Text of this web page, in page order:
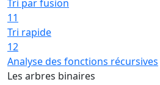
Tri par fusion
11
Tri rapide
12
Analyse des fonctions récursives
Les arbres binaires